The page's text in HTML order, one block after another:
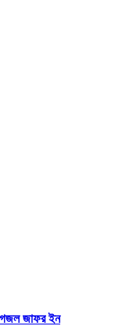
গজল জাফর ইন